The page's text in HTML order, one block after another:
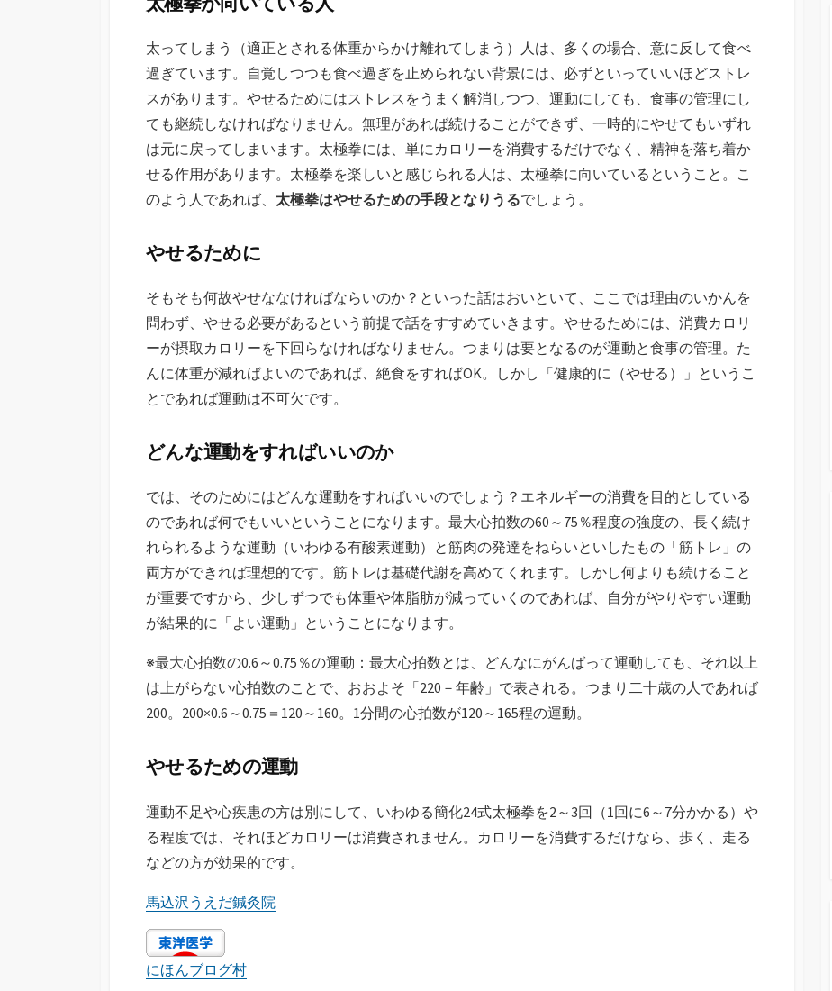
日
太ってしまう（適正とされる体重からかけ離れてしまう）人は、多くの場合、意に反して食べ
過ぎています。自覚しつつも食べ過ぎを止められない背景には、必ずといっていいほどストレ
スがあります。やせるためにはストレスをうまく解消しつつ、運動にしても、食事の管理にし
ても継続しなければなりません。無理があれば続けることができず、一時的にやせてもいずれ
は元に戻ってしまいます。太極拳には、単にカロリーを消費するだけでなく、精神を落ち着か
せる作用があります。太極拳を楽しいと感じられる人は、太極拳に向いているということ。こ
のよう人であれば、 太極拳はやせるための手段となりうるでしょう。
やせるために
そもそも何故やせななければならいのか？といった話はおいといて、ここでは理由のいかんを
問わず、やせる必要があるという前提で話をすすめていきます。やせるためには、消費カロリ
ーが摂取カロリーを下回らなければなりません。つまりは要となるのが運動と食事の管理。た
んに体重が減ればよいのであれば、絶食をすればOK。しかし「健康的に（やせる）」というこ
とであれば運動は不可欠です。
どんな運動をすればいいのか
では、そのためにはどんな運動をすればいいのでしょう？エネルギーの消費を目的としている
のであれば何でもいいということになります。最大心拍数の60～75％程度の強度の、長く続け
れられるような運動（いわゆる有酸素運動）と筋肉の発達をねらいといしたもの「筋トレ」の
両方ができれば理想的です。筋トレは基礎代謝を高めてくれます。しかし何よりも続けること
が重要ですから、少しずつでも体重や体脂肪が減っていくのであれば、自分がやりやすい運動
が結果的に「よい運動」ということになります。
※最大心拍数の0.6～0.75％の運動：最大心拍数とは、どんなにがんばって運動しても、それ以上
は上がらない心拍数のことで、おおよそ「220－年齢」で表される。つまり二十歳の人であれば
200。200×0.6～0.75＝120～160。1分間の心拍数が120～165程の運動。
やせるための運動
運動不足や心疾患の方は別にして、いわゆる簡化24式太極拳を2～3回（1回に6～7分かかる）や
る程度では、それほどカロリーは消費されません。カロリーを消費するだけなら、歩く、走る
などの方が効果的です。
馬込沢うえだ鍼灸院
にほんブログ村